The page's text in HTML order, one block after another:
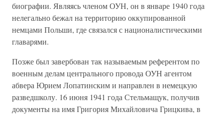
биографии. Являясь членом ОУН, он в январе 1940 года
нелегально бежал на территорию оккупированной
немцами Польши, где связался с националистическими
главарями.
Позже был завербован так называемым референтом по
военным делам центрального провода ОУН агентом
абвера Юрием Лопатинским и направлен в немецкую
разведшколу. 16 июня 1941 года Стельмащук, получив
документы на имя Григория Михайловича Грицкива, в